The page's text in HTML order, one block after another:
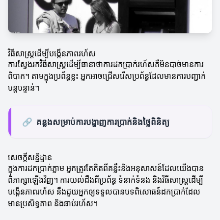
វិធីសាស្ត្រដើម្បីបង្កើនភាពរហ័ស
ការ​ស្វែងរក​វិធីសាស្ត្រ​ដើម្បី​ធានាថាការដកប្រាក់រហ័សគឺមិនបាច់មានការ
ពិបាក។ តាមក្នុងប្រព័ន្ធខ្លះ អ្នកអាចជ្រើសរើសប្រព័ន្ធដែលមានការបញ្ជាក់
បន្តបន្ទាន់។
🔗 គន្លងសម្រាប់ការបង្ហាញការប្រាក់និងថ្លៃពិនិត្យ
សេចក្តីសន្និដ្ឋាន
ក្នុងការដកប្រាក់ភ្លាម អ្នកត្រូវតែគិតពីគន្លឹះនិងអនុសាសន៍ដែលយើងបាន
ពិភាក្សាឡើងវិញ។ ការយល់ដឹងពីប្រព័ន្ធ ទំនាក់ទំនង និងវិធីសាស្ត្រដើម្បី
បង្កើនភាពរហ័ស នឹងជួយអ្នកឲ្យទទួលបានបទពិសោធន៍ដកប្រាក់ដែល
មានប្រសិទ្ធភាព និងឆាប់រហ័ស។